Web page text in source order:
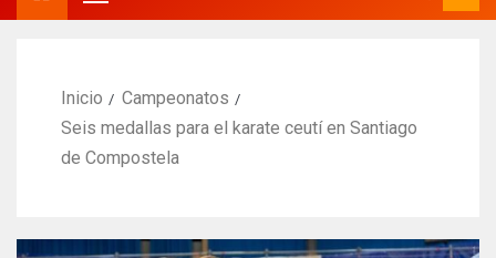
Inicio
Campeonatos
Seis medallas para el karate ceutí en Santiago
de Compostela